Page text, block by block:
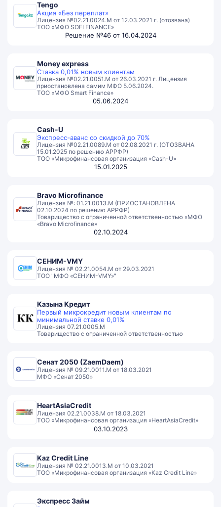
Tengo
Акция «Без переплат»
Лицензия №02.21.0024.M от 12.03.2021 г. (отозвана)
ТОО «МФО SOFI FINANCE»
Решение №46 от 16.04.2024
Money express
Ставка 0,01% новым клиентам
Лицензия №02.21.0051.М от 26.03.2021 г. Лицензия
приостановлена самим МФО 5.06.2024.
ТОО «МФО Smart Finance»
05.06.2024
Cash-U
Экспресс-аванс со скидкой до 70%
Лицензия №02.21.0089.М от 02.08.2021 г. (ОТОЗВАНА
15.01.2025 по решению АРРФР)
ТОО «Микрофинансовая организация «Cash-U»
15.01.2025
Bravo Microfinance
Лицензия №: 01.21.0013.М (ПРИОСТАНОВЛЕНА
02.10.2024 по решению АРРФР)
Товарищество с ограниченной ответственностью «МФО
«Bravo Microfinance»
02.10.2024
СЕНИМ-VMY
Лицензия № 02.21.0054.М от 29.03.2021
ТОО "МФО «СЕНИМ-VMY»"
Казына Кредит
Первый микрокредит новым клиентам по
минимальной ставке 0,01%
Лицензия 07.21.0005.М
Товарищество с ограниченной ответственностью
Сенат 2050 (ZaemDaem)
Лицензия № 09.21.0011.М от 18.03.2021
МФО «Сенат 2050»
HeartAsiaCredit
Лицензия 02.21.0038.М от 18.03.2021
ТОО «Микрофинансовая организация «HeartAsiaCredit»
03.10.2023
Kaz Credit Line
Лицензия № 02.21.0013.М от 10.03.2021
ТОО «Микрофинансовая организация «Kaz Credit Line»
Экспресс Займ